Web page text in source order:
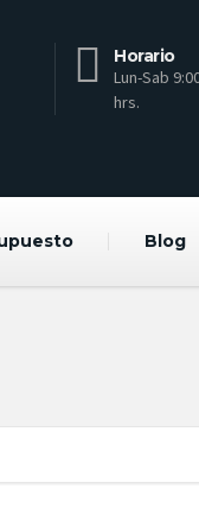
Horario
Lun-Sab
hrs.
Blog